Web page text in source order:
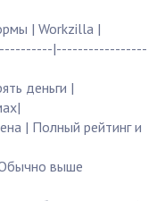
| Workzilla |
|-----------------
деньги |
| Полный рейтинг и
выше